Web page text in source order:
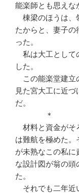
能楽師とも思えな
棟梁のほうは、
たからと、妻子の
った。
私は大工として
した。
この能楽堂建立
見た宮大工に近
だ。
＊
材料と資金がそ
は難航を極めた。
が未熟なこの私に
な設計図が翁の頭
た。
それでも二年近